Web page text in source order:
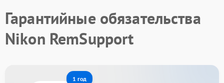
Гарантийные обязательства
Nikon RemSupport
1 год